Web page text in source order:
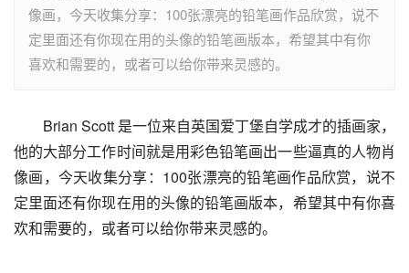
像画，今天收集分享：100张漂亮的铅笔画作品欣赏，说不
定里面还有你现在用的头像的铅笔画版本，希望其中有你
喜欢和需要的，或者可以给你带来灵感的。
Brian Scott 是一位来自英国爱丁堡自学成才的插画家，
他的大部分工作时间就是用彩色铅笔画出一些逼真的人物肖
像画，今天收集分享：100张漂亮的铅笔画作品欣赏，说不
定里面还有你现在用的头像的铅笔画版本，希望其中有你喜
欢和需要的，或者可以给你带来灵感的。